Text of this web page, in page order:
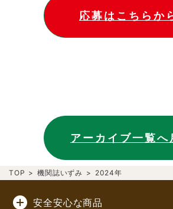
TOP > 機関誌いずみ > 2024年
応募はこちらか
アーカイブ一覧へ
安全安心な商品